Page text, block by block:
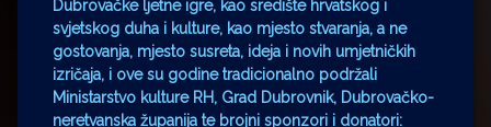
Dubrovačke ljetne igre, kao središte hrvatskog i
svjetskog duha i kulture, kao mjesto stvaranja, a ne
gostovanja, mjesto susreta, ideja i novih umjetničkih
izričaja, i ove su godine tradicionalno podržali
Ministarstvo kulture RH, Grad Dubrovnik, Dubrovačko-
neretvanska županija te brojni sponzori i donatori: